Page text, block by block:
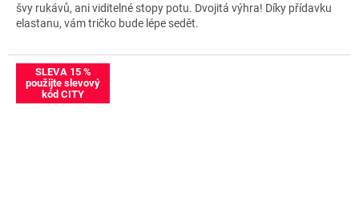
švy rukávů, ani viditelné stopy potu. Dvojitá výhra! Díky přídavku
elastanu, vám tričko bude lépe sedět.
Velikostní tabulka CityZen ALTA
SLEVA 15 %
použijte slevový
kód CITY